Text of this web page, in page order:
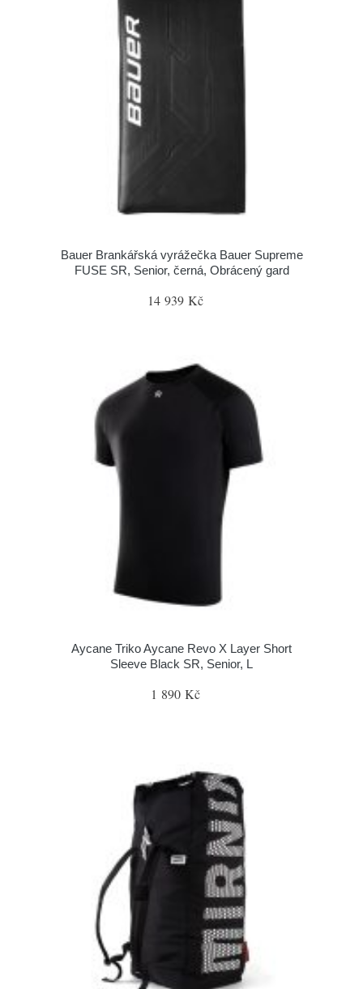
Bauer Brankářská vyrážečka Bauer Supreme
FUSE SR, Senior, černá, Obrácený gard
14 939 Kč
Aycane Triko Aycane Revo X Layer Short
Sleeve Black SR, Senior, L
1 890 Kč